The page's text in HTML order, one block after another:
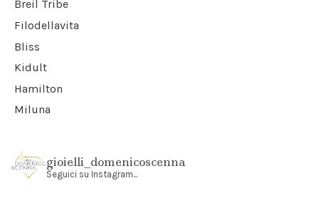
Breil Tribe
Filodellavita
Bliss
Kidult
Hamilton
Miluna
gioielli_domenicoscenna
Seguici su Instagram...